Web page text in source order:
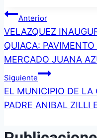
Navegación
de
entradas
Anterior
VELAZQUEZ
QUIACA:
MERCADO JUANA
Siguiente
EL MUNICIPIO DE
PADRE ANIBAL ZILLI